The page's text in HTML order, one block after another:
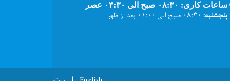
ساعات کاری: ۰۸:۳۰ صبح الی ۰۳:۳۰ عصر
پنجشنبه: